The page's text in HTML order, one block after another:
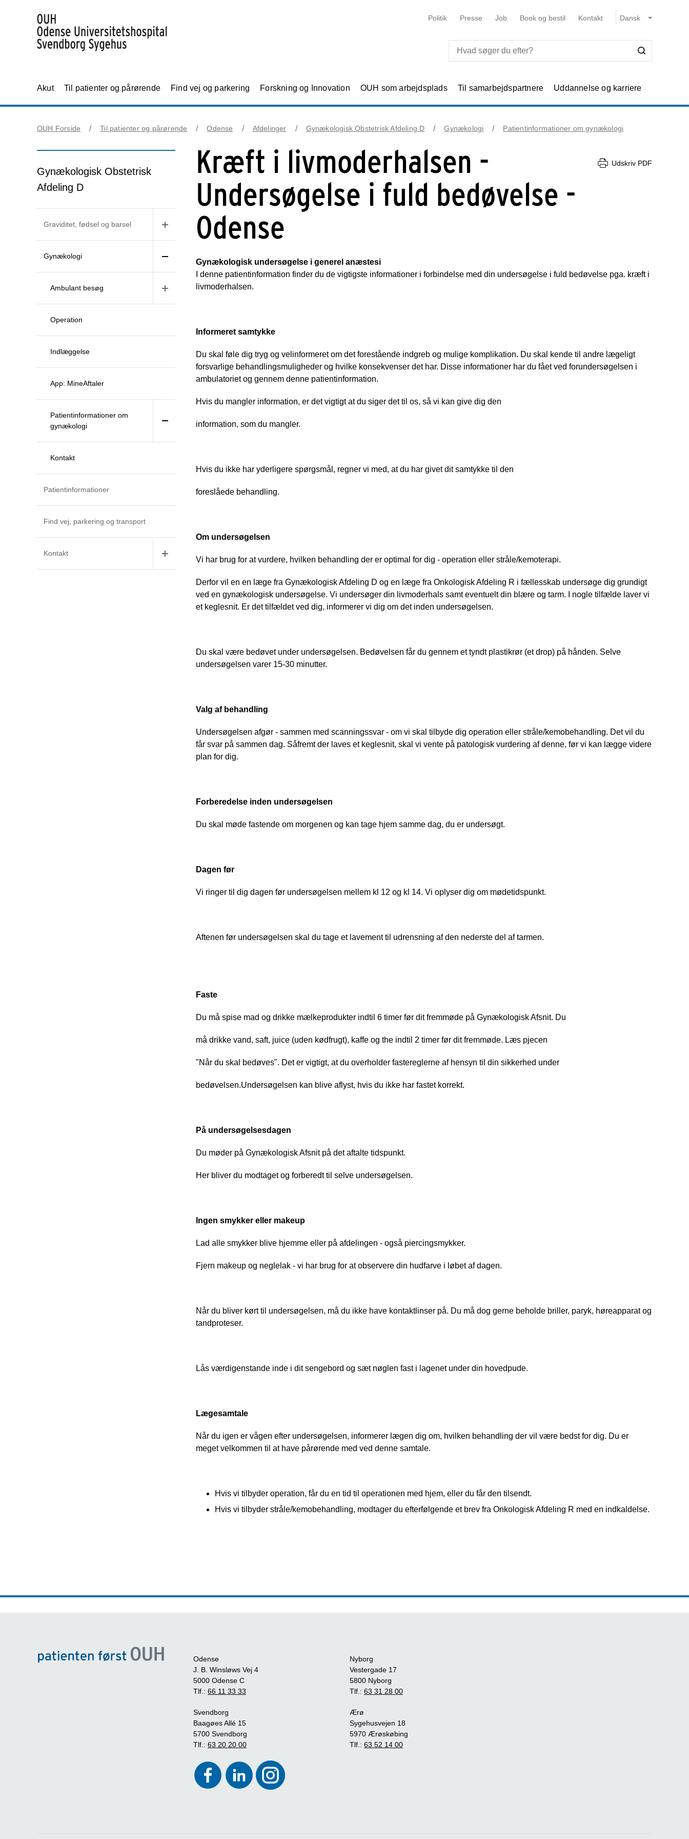
Politik Presse Job Book og bestil Kontakt
Akut Til patienter og pårørende Find vej og parkering Forskning og Innovation OUH som arbejdsplads Til samarbejdspartnere Uddannelse og karriere
OUH Forside Til patienter og pårørende Odense Afdelinger Gynækologisk Obstetrisk Afdeling D Gynækologi Patientinformationer om gynækologi
Gynækologisk Obstetrisk
Afdeling D
Graviditet, fødsel og barsel
Gynækologi
Ambulant besøg
Operation
Indlæggelse
App: MineAftaler
Patientinformationer om
gynækologi
Kontakt
Patientinformationer
Find vej, parkering og transport
Kontakt
Kræft i livmoderhalsen -
Undersøgelse i fuld bedøvelse -
Odense
Udskriv PDF
Gynækologisk undersøgelse i generel anæstesi
I denne patientinformation finder du de vigtigste informationer i forbindelse med din undersøgelse i fuld bedøvelse pga. kræft i
livmoderhalsen.
Informeret samtykke
Du skal føle dig tryg og velinformeret om det forestående indgreb og mulige komplikation. Du skal kende til andre lægeligt
forsvarlige behandlingsmuligheder og hvilke konsekvenser det har. Disse informationer har du fået ved forundersøgelsen i
ambulatoriet og gennem denne patientinformation.
Hvis du mangler information, er det vigtigt at du siger det til os, så vi kan give dig den
information, som du mangler.
Hvis du ikke har yderligere spørgsmål, regner vi med, at du har givet dit samtykke til den
foreslåede behandling.
Om undersøgelsen
Vi har brug for at vurdere, hvilken behandling der er optimal for dig - operation eller stråle/kemoterapi.
Derfor vil en en læge fra Gynækologisk Afdeling D og en læge fra Onkologisk Afdeling R i fællesskab undersøge dig grundigt
ved en gynækologisk undersøgelse. Vi undersøger din livmoderhals samt eventuelt din blære og tarm. I nogle tilfælde laver vi
et keglesnit. Er det tilfældet ved dig, informerer vi dig om det inden undersøgelsen.
Du skal være bedøvet under undersøgelsen. Bedøvelsen får du gennem et tyndt plastikrør (et drop) på hånden. Selve
undersøgelsen varer 15-30 minutter.
Valg af behandling
Undersøgelsen afgør - sammen med scanningssvar - om vi skal tilbyde dig operation eller stråle/kemobehandling. Det vil du
får svar på sammen dag. Såfremt der laves et keglesnit, skal vi vente på patologisk vurdering af denne, før vi kan lægge videre
plan for dig.
Forberedelse inden undersøgelsen
Du skal møde fastende om morgenen og kan tage hjem samme dag, du er undersøgt.
Dagen før
Vi ringer til dig dagen før undersøgelsen mellem kl 12 og kl 14. Vi oplyser dig om mødetidspunkt.
Aftenen før undersøgelsen skal du tage et lavement til udrensning af den nederste del af tarmen.
Faste
Du må spise mad og drikke mælkeprodukter indtil 6 timer før dit fremmøde på Gynækologisk Afsnit. Du
må drikke vand, saft, juice (uden kødfrugt), kaffe og the indtil 2 timer før dit fremmøde. Læs pjecen
"Når du skal bedøves". Det er vigtigt, at du overholder fastereglerne af hensyn til din sikkerhed under
bedøvelsen.Undersøgelsen kan blive aflyst, hvis du ikke har fastet korrekt.
På undersøgelsesdagen
Du møder på Gynækologisk Afsnit på det aftalte tidspunkt.
Her bliver du modtaget og forberedt til selve undersøgelsen.
Ingen smykker eller makeup
Lad alle smykker blive hjemme eller på afdelingen - også piercingsmykker.
Fjern makeup og neglelak - vi har brug for at observere din hudfarve i løbet af dagen.
Når du bliver kørt til undersøgelsen, må du ikke have kontaktlinser på. Du må dog gerne beholde briller, paryk, høreapparat og
tandproteser.
Lås værdigenstande inde i dit sengebord og sæt nøglen fast i lagenet under din hovedpude.
Lægesamtale
Når du igen er vågen efter undersøgelsen, informerer lægen dig om, hvilken behandling der vil være bedst for dig. Du er
meget velkommen til at have pårørende med ved denne samtale.
Hvis vi tilbyder operation, får du en tid til operationen med hjem, eller du får den tilsendt.
Hvis vi tilbyder stråle/kemobehandling, modtager du efterfølgende et brev fra Onkologisk Afdeling R med en indkaldelse.
Odense
J. B. Winsløws Vej 4
5000 Odense C
Tlf.: 66 11 33 33
Svendborg
Baagøes Allé 15
5700 Svendborg
Tlf.: 63 20 20 00
Nyborg
Vestergade 17
5800 Nyborg
Tlf.: 63 31 28 00
Ærø
Sygehusvejen 18
5970 Ærøskøbing
Tlf.: 63 52 14 00